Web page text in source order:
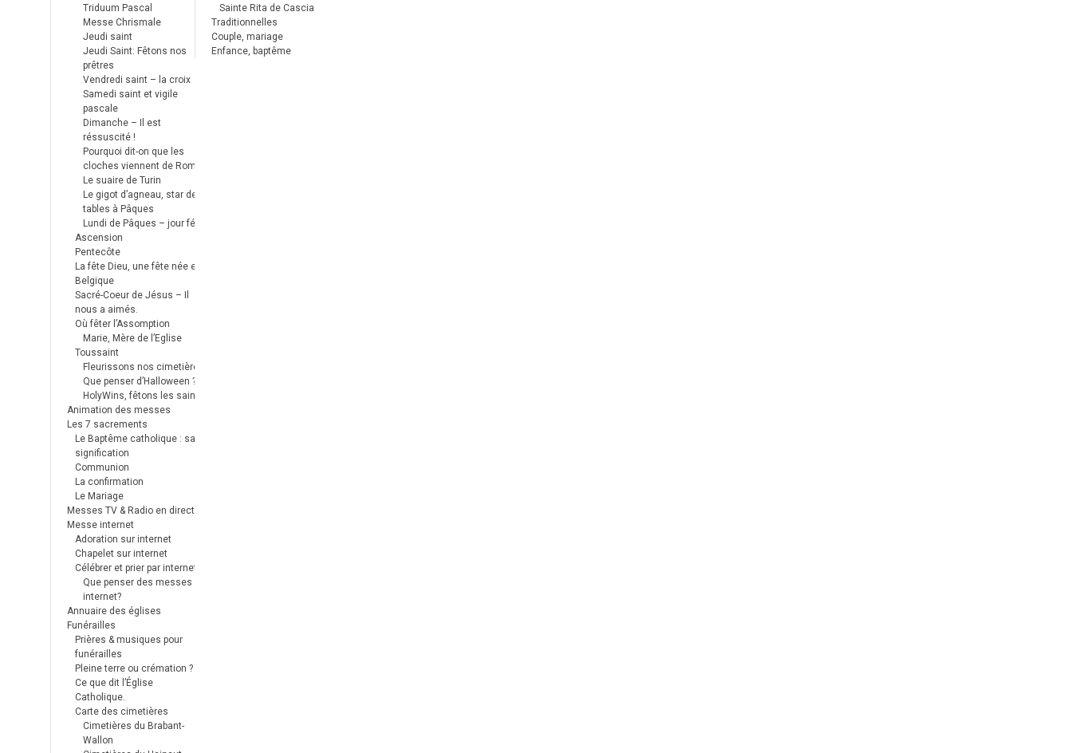
Triduum Pascal
Messe Chrismale
Jeudi saint
Jeudi Saint: Fêtons nos
prêtres
Vendredi saint – la croix
Samedi saint et vigile
pascale
Dimanche – Il est
réssuscité !
Pourquoi dit-on que les
cloches viennent de Rome ?
Le suaire de Turin
Le gigot d’agneau, star des
tables à Pâques
Lundi de Pâques – jour férié
Ascension
Pentecôte
La fête Dieu, une fête née en
Belgique
Sacré-Coeur de Jésus – Il
nous a aimés.
Où fêter l’Assomption
Marie, Mère de l’Eglise
Toussaint
Fleurissons nos cimetières
Que penser d’Halloween ?
HolyWins, fêtons les saints !
Animation des messes
Les 7 sacrements
Le Baptême catholique : sa
signification
Communion
La confirmation
Le Mariage
Messes TV & Radio en direct
Messe internet
Adoration sur internet
Chapelet sur internet
Célébrer et prier par internet
Que penser des messes
internet?
Annuaire des églises
Funérailles
Prières & musiques pour
funérailles
Pleine terre ou crémation ?
Ce que dit l’Église
Catholique.
Carte des cimetières
Cimetières du Brabant-
Wallon
Sainte Rita de Cascia
Traditionnelles
Couple, mariage
Enfance, baptême